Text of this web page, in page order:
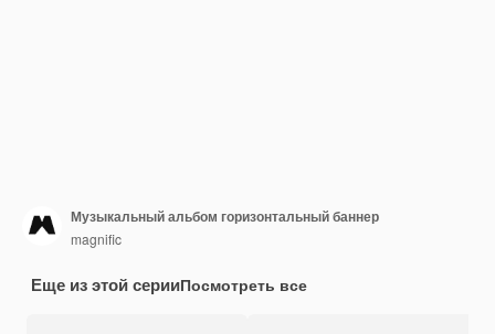
Музыкальный альбом горизонтальный баннер
magnific
Еще из этой серииПосмотреть все